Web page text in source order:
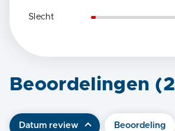
Slecht
Beoordelingen (2
Datum review Beoordeling